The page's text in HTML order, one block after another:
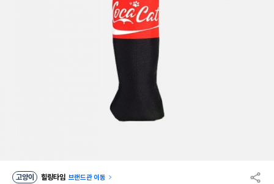
고양이 힐링타임 브랜드관 이동